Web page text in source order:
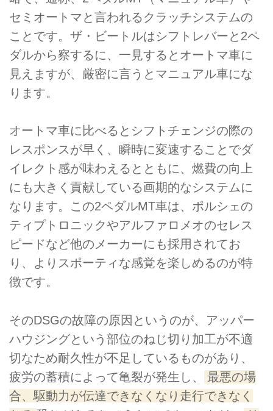
セミオートマと言われるクラッチシステムの
ことです。ザ・ビートルはシフトレバーと2ペ
ダルから察するに、一見するとオートマ車に
見えますが、厳密に言うとマニュアル車にな
ります。
オートマ車に比べるとシフトチェンジの際の
レスポンスが早く、瞬時に変速することでダ
イレクト感が味わえるとともに、燃費の向上
にも大きく貢献している画期的なシステムに
なります。この2ペダルMT車は、ポルシェの
ティプトロニックやアルファロメオのセレス
ピードなど他のメーカーにも採用されてお
り、よりスポーティな感覚を楽しめるのが特
徴です。
そのDSGの故障の原因というのが、アッパー
ハウジングという部位のねじ切り加工が不適
切なため耐久性が不足しているものがあり、
疲労の蓄積によって亀裂が発生し、
最悪の場
合、駆動力が伝達できなくなり走行できなく